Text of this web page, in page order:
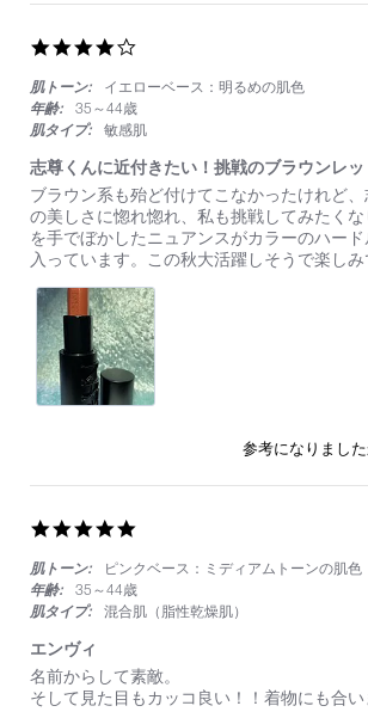
rating
肌トーン:
イエローベース：明るめの肌色
年齢:
35～44歳
肌タイプ:
敏感肌
志尊くんに近付きたい！挑戦のブラウンレ
Review
by
on
9
Sep
2024
review
stating
志
尊
く
ん
に
近
付
き
た
ラ
ウ
ン
レ
ッ
ド
カ
ラ
ー
803
ブラウン系も殆ど付けてこなかったけれど
の美しさに惚れ惚れ、私も挑戦してみたく
を手でぼかしたニュアンスがカラーのハー
入っています。この秋大活躍しそうで楽しみ
rating
肌トーン:
ピンクベース：ミディアムトーンの肌色
年齢:
35～44歳
肌タイプ:
混合肌（脂性乾燥肌）
エンヴィ
Review
by
review
stating
名前からして素敵。
そして見た目もカッコ良い！！着物にも合い